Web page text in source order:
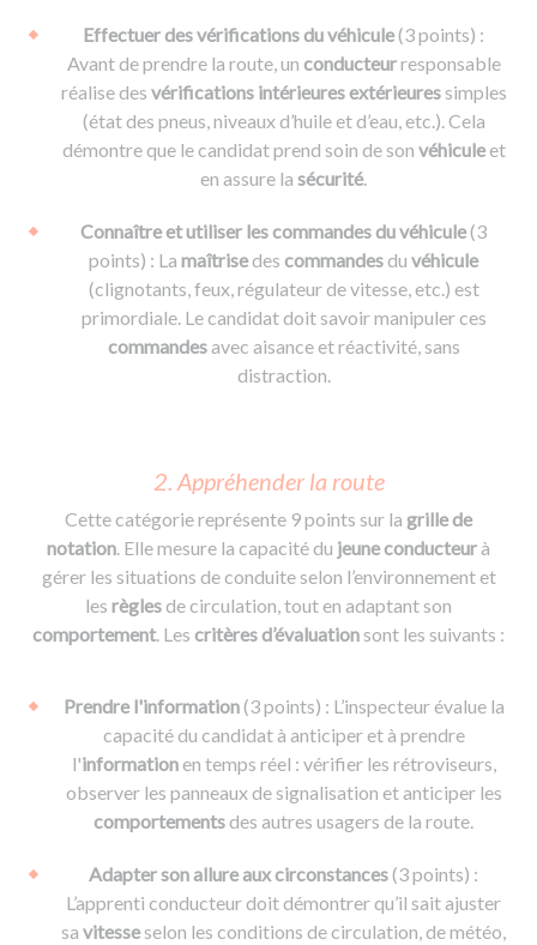
Effectuer des vérifications du véhicule(3 points) :
Avant de prendre la route, un conducteurresponsable
réalise des vérifications intérieures extérieures simples
(état des pneus, niveaux d’huile et d’eau, etc.). Cela
démontre que le candidat prend soin de son véhiculeet
en assure la sécurité.
Connaître et utiliser les commandes du véhicule(3
points) : La maîtrise des commandes du véhicule
(clignotants, feux, régulateur de vitesse, etc.) est
primordiale. Le candidat doit savoir manipuler ces
commandesavec aisance et réactivité, sans
distraction.
2. Appréhender la route
Cette catégorie représente 9 points sur la grille de
notation. Elle mesure la capacité du jeune conducteurà
gérer les situations de conduite selon l’environnement et
les règles de circulation, tout en adaptant son
comportement. Les critères d’évaluation sont les suivants :
Prendre l'information(3 points) : L’inspecteur évalue la
capacité du candidat à anticiper et à prendre
l'informationen temps réel : vérifier les rétroviseurs,
observer les panneaux de signalisation et anticiper les
comportements des autres usagers de la route.
Adapter son allure aux circonstances(3 points) :
L’apprenti conducteur doit démontrer qu’il sait ajuster
sa vitesse selon les conditions de circulation, de météo,